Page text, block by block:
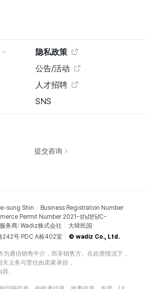
隐私政策
公告/活动
人才招聘
SNS
提交咨询
sung Shin
Business Registration Number
Permit Number 2021-성남분당C-
务商: Wadiz株式会社
大韓民国
242号 PDC A栋402室
© wadiz Co., Ltd.
通信销售中介，而非销售方。在此类情况下，
义务与责任由卖家承担，
。